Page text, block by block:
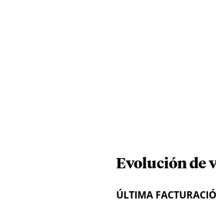
Evolución de
ÚLTIMA